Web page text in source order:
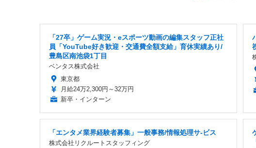
「27卒」ゲーム実況・eスポーツ動画の編集スタッフ正社
員「YouTube好き歓迎・交通費全額支給」育休実績あり/
豊島区南池袋1丁目
ベンタス株式会社
東京都
月給24万2,300円～32万円
新卒・インターン
「エンタメ業界経験者募集」一般事務/情報処理サ-ビス
株式会社リクルートスタッフィング